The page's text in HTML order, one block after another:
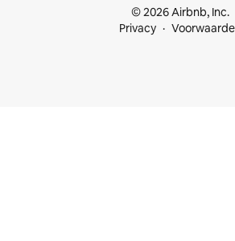
© 2026 Airbnb, Inc.
Privacy